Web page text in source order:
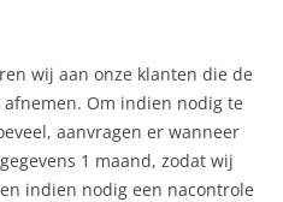
wij aan onze klanten die de
Om indien nodig te
aanvragen er wanneer
1 maand, zodat wij
indien nodig een nacontrole